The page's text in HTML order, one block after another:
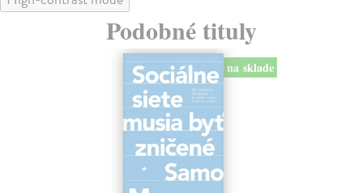
Podobné tituly
na sklade